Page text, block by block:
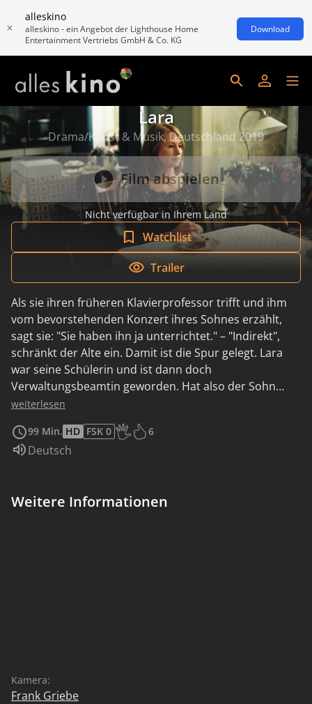
alleskino
alleskino - ein Angebot der Lighthouse Home
Entertainment Vertriebs GmbH & Co. KG
Download
Lara
Drama/Kunst & Musik, Deutschland 2019
Film abspielen
Nicht verfügbar in Ihrem Land
Watchlist
Trailer
Als sie ihren früheren Klavierprofessor trifft und ihm
vom bevorstehenden Konzert ihres Sohnes erzählt,
sagt sie: "Sie haben ihn ja unterrichtet." – "Indirekt",
schränkt der Alte ein. Damit ist die Spur gelegt. Lara
war seine Schülerin und ist dann doch
Verwaltungsbeamtin geworden. Hat also der Sohn
getan, was die Mutter tun wollte? Warum ist die
Verbindung beider abgerissen und sie nicht einmal
eingeladen heute Abend zur großen Premiere? Lara
irrt durch ihren Geburtstag, der exakt an dem Tag ist,
die Restkarten für das Konzert ihres Sohnes auf und
weiterlesen
99 Min. HD FSK 0 6
Altersempfehlung: Ab 6 Jahren
Sprache:
Deutsch
Weitere Informationen
Kamera:
Frank Griebe